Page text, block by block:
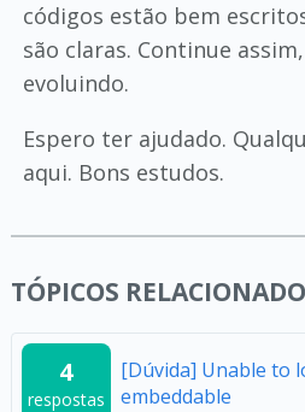
códigos estão bem
são claras. Continue
evoluindo.
Espero ter ajudado.
aqui. Bons estudos.
TÓPICOS
4
respostas
[Dúvida] Unable to
embeddable